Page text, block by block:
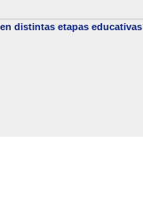
distintas etapas educativas